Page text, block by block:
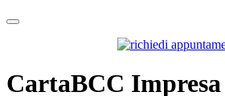
CartaBCC Impresa